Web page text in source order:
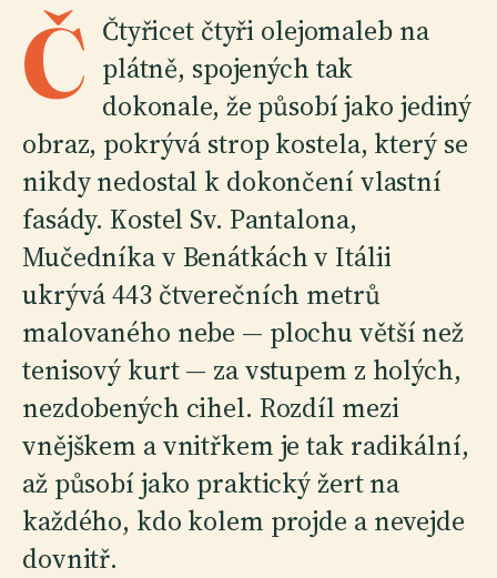
Č Čtyřicet čtyři olejomaleb na
plátně, spojených tak
dokonale, že působí jako jediný
obraz, pokrývá strop kostela, který se
nikdy nedostal k dokončení vlastní
fasády. Kostel Sv. Pantalona,
Mučedníka v Benátkách v Itálii
ukrývá 443 čtverečních metrů
malovaného nebe — plochu větší než
tenisový kurt — za vstupem z holých,
nezdobených cihel. Rozdíl mezi
vnějškem a vnitřkem je tak radikální,
až působí jako praktický žert na
každého, kdo kolem projde a nevejde
dovnitř.